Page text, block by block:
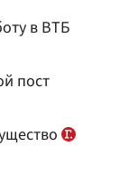
в ВТБ
пост